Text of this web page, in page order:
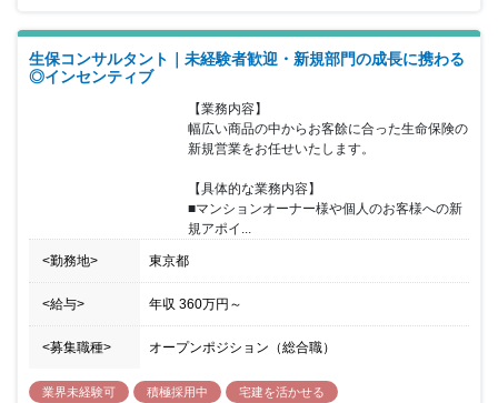
力を試してみませんか？
生保コンサルタント｜未経験者歓迎・新規部門の成長に携わる
◎インセンティブ
【業務内容】
幅広い商品の中からお客餘に合った生命保険の
新規営業をお任せいたします。
【具体的な業務内容】
■マンションオーナー様や個人のお客様への新
規アポイ...
<勤務地> 東京都
<給与> 年収 360万円 ～
<募集職種> オープンポジション（総合職）
業界未経験可 積極採用中 宅建を活かせる